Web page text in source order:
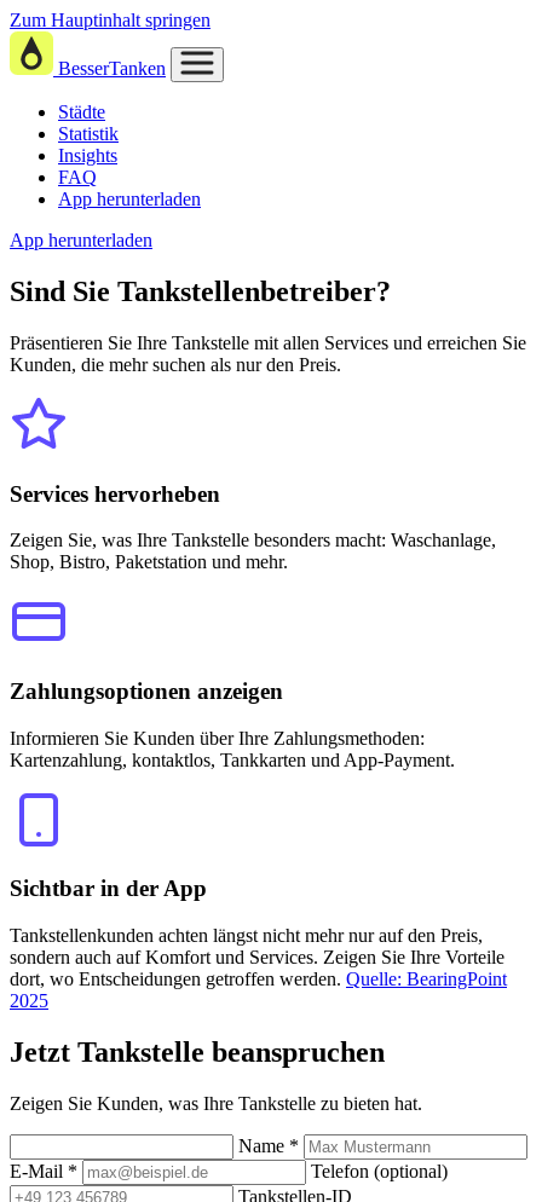
Zum Hauptinhalt springen
BesserTanken
Städte
Statistik
Insights
FAQ
App herunterladen
App herunterladen
Sind Sie Tankstellenbetreiber?
Präsentieren Sie Ihre Tankstelle mit allen Services und erreichen Sie
Kunden, die mehr suchen als nur den Preis.
Services hervorheben
Zeigen Sie, was Ihre Tankstelle besonders macht: Waschanlage,
Shop, Bistro, Paketstation und mehr.
Zahlungsoptionen anzeigen
Informieren Sie Kunden über Ihre Zahlungsmethoden:
Kartenzahlung, kontaktlos, Tankkarten und App-Payment.
Sichtbar in der App
Tankstellenkunden achten längst nicht mehr nur auf den Preis,
sondern auch auf Komfort und Services. Zeigen Sie Ihre Vorteile
dort, wo Entscheidungen getroffen werden. Quelle: BearingPoint
2025
Jetzt Tankstelle beanspruchen
Zeigen Sie Kunden, was Ihre Tankstelle zu bieten hat.
Name *
E-Mail *
Telefon (optional)
Tankstellen-ID